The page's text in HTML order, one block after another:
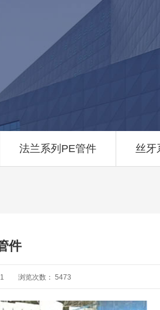
法兰系列PE管件 丝牙
件
浏览次数： 5473